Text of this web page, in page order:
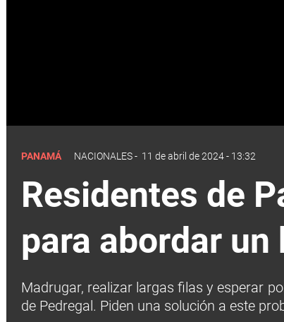
PANAMÁ NACIONALES- 11 de abril de 2024 - 13:32
Residentes de
para abordar un
Madrugar, realizar largas filas y esperar
de Pedregal. Piden una solución a este